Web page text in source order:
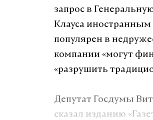
запрос в
Клауса иностранным
популярен в
компании «могут
«разрушить
Депутат Госдумы
сказал изданию